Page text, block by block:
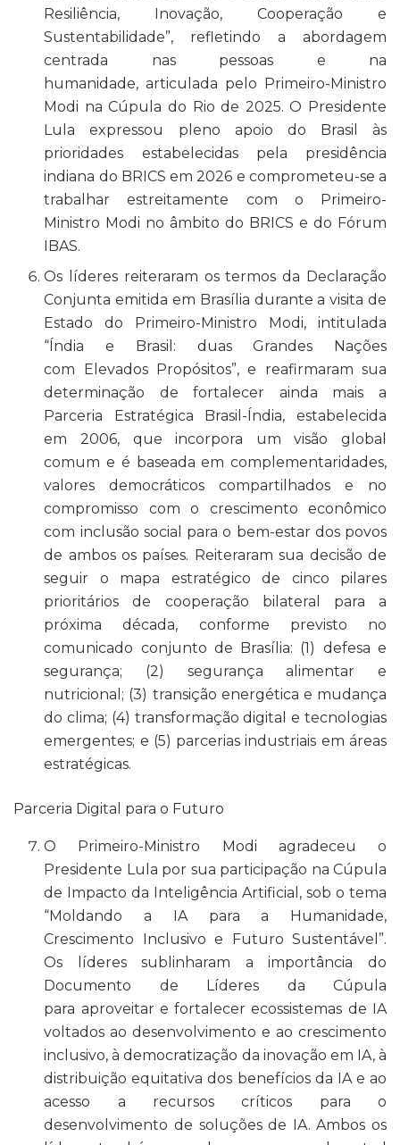
Resiliência, Inovação, Cooperação e
Sustentabilidade”, refletindo a abordagem
centrada nas pessoas e na
humanidade, articulada pelo Primeiro-Ministro
Modi na Cúpula do Rio de 2025. O Presidente
Lula expressou pleno apoio do Brasil às
prioridades estabelecidas pela presidência
indiana do BRICS em 2026 e comprometeu-se a
trabalhar estreitamente com o Primeiro-
Ministro Modi no âmbito do BRICS e do Fórum
IBAS.
Os líderes reiteraram os termos da Declaração
Conjunta emitida em Brasília durante a visita de
Estado do Primeiro-Ministro Modi, intitulada
“Índia e Brasil: duas Grandes Nações
com Elevados Propósitos”, e reafirmaram sua
determinação de fortalecer ainda mais a
Parceria Estratégica Brasil-Índia, estabelecida
em 2006, que incorpora um visão global
comum e é baseada em complementaridades,
valores democráticos compartilhados e no
compromisso com o crescimento econômico
com inclusão social para o bem-estar dos povos
de ambos os países. Reiteraram sua decisão de
seguir o mapa estratégico de cinco pilares
prioritários de cooperação bilateral para a
próxima década, conforme previsto no
comunicado conjunto de Brasília: (1) defesa e
segurança; (2) segurança alimentar e
nutricional; (3) transição energética e mudança
do clima; (4) transformação digital e tecnologias
emergentes; e (5) parcerias industriais em áreas
estratégicas.
Parceria Digital para o Futuro
O Primeiro-Ministro Modi agradeceu o
Presidente Lula por sua participação na Cúpula
de Impacto da Inteligência Artificial, sob o tema
“Moldando a IA para a Humanidade,
Crescimento Inclusivo e Futuro Sustentável”.
Os líderes sublinharam a importância do
Documento de Líderes da Cúpula
para aproveitar e fortalecer ecossistemas de IA
voltados ao desenvolvimento e ao crescimento
inclusivo, à democratização da inovação em IA, à
distribuição equitativa dos benefícios da IA e ao
acesso a recursos críticos para o
desenvolvimento de soluções de IA. Ambos os